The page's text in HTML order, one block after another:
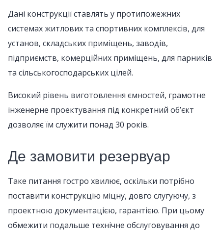
Дані конструкції ставлять у протипожежних
системах житлових та спортивних комплексів, для
установ, складських приміщень, заводів,
підприємств, комерційних приміщень, для парників
та сільськогосподарських цілей.
Високий рівень виготовлення ємностей, грамотне
інженерне проектування під конкретний об’єкт
дозволяє їм служити понад 30 років.
Де замовити резервуар
Таке питання гостро хвилює, оскільки потрібно
поставити конструкцію міцну, довго слугуючу, з
проектною документацією, гарантією. При цьому
обмежити подальше технічне обслуговування до